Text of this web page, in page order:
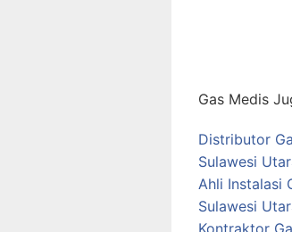
Gas Medis
Distributor
Sulawesi
Ahli Instalasi
Sulawesi
Kontraktor